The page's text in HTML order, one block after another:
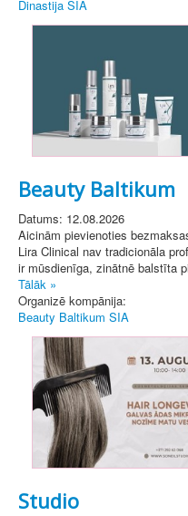
Dinastija SIA
Beauty Baltikum
Datums: 12.08.2026
Aicinām pievienoties
Lira Clinical nav tradicionāla
ir mūsdienīga, zinātnē balstīta
Tālāk »
Organizē kompānija:
Beauty Baltikum SIA
Studio